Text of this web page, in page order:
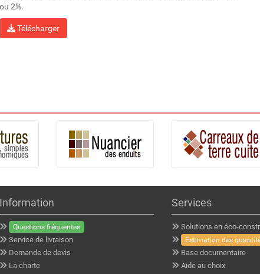
ou 2%.
Télécharger
Information
Questions fréquentes
Service de livraison
Demande de devis
La charte
Services
Solutions en éco-
Estimation des
Base documentaire
Aide au choix